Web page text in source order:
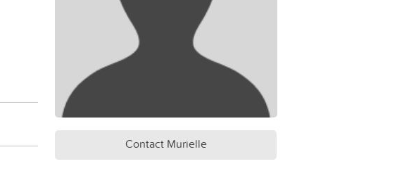
Contact Murielle